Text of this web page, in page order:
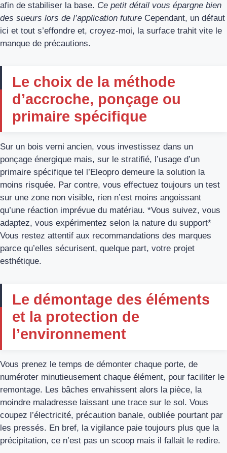
afin de stabiliser la base. Ce petit détail vous épargne bien
des sueurs lors de l’application future Cependant, un défaut
ici et tout s’effondre et, croyez-moi, la surface trahit vite le
manque de précautions.
Le choix de la méthode
d’accroche, ponçage ou
primaire spécifique
Sur un bois verni ancien, vous investissez dans un
ponçage énergique mais, sur le stratifié, l’usage d’un
primaire spécifique tel l’Eleopro demeure la solution la
moins risquée. Par contre, vous effectuez toujours un test
sur une zone non visible, rien n’est moins angoissant
qu’une réaction imprévue du matériau. *Vous suivez, vous
adaptez, vous expérimentez selon la nature du support*
Vous restez attentif aux recommandations des marques
parce qu’elles sécurisent, quelque part, votre projet
esthétique.
Le démontage des éléments
et la protection de
l’environnement
Vous prenez le temps de démonter chaque porte, de
numéroter minutieusement chaque élément, pour faciliter le
remontage. Les bâches envahissent alors la pièce, la
moindre maladresse laissant une trace sur le sol. Vous
coupez l’électricité, précaution banale, oubliée pourtant par
les pressés. En bref, la vigilance paie toujours plus que la
précipitation, ce n’est pas un scoop mais il fallait le redire.